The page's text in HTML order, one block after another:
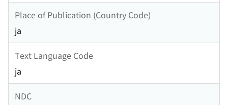
Place of Publication (Country Code)
ja
Text Language Code
ja
NDC